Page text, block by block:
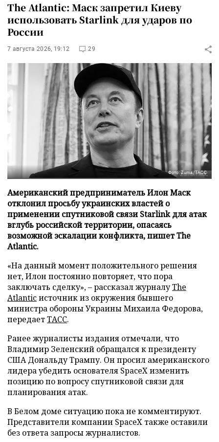
The Atlantic: Маск запретил Киеву
использовать Starlink для ударов по
России
7 августа 2026, 19:12 29
Фото: Zuma/ТАСС
Американский предприниматель Илон Маск
отклонил просьбу украинских властей о
применении спутниковой связи Starlink для атак
вглубь российской территории, опасаясь
возможной эскалации конфликта, пишет The
Atlantic.
«На данный момент положительного решения
нет, Илон постоянно повторяет, что пора
заключать сделку», – рассказал журналуThe
Atlanticисточник из окружения бывшего
министра обороны Украины Михаила Федорова,
передаетТАСС.
Ранее журналисты издания отмечали, что
Владимир Зеленский обращался к президенту
США Дональду Трампу. Он просил американского
лидера убедить основателя SpaceX изменить
позицию по вопросу спутниковой связи для
планирования атак.
В Белом доме ситуацию пока не комментируют.
Представители компании SpaceX также оставили
без ответа запросы журналистов.